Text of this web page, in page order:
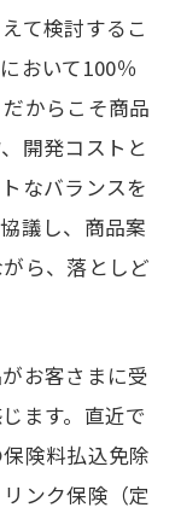
て検討するこ
おいて100％
からこそ商品
開発コストと
なバランスを
議し、商品案
ら、落としど
お客さまに受
ます。直近で
険料払込免除
ンク保険（定